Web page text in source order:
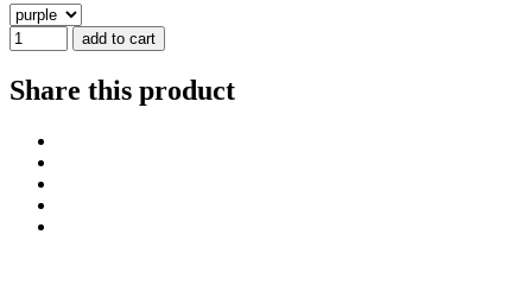
add to cart
Share this product